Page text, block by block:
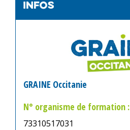
infos
GRAINE Occitanie
N° organisme de formation :
73310517031